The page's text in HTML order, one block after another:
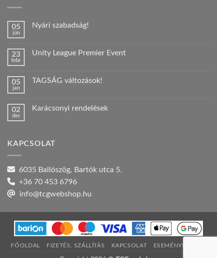
05
jún
Nyári szabadság!
Nyári
23
febr
Unity League Premier Event
Unity
bejegyzéshez
05
jan
TAGSÁG változások!
TAGSÁG
02
dec
Karácsonyi rendelések
rendelések
KAPCSOLAT
6035 Ballószög, Bartók utca 5.
+36 70 453 6796
info@tcgwebshop.hu
FŐOLDAL FIZETÉS, SZÁLLÍTÁS KAPCSOLAT ESEMÉNYNAPTÁR